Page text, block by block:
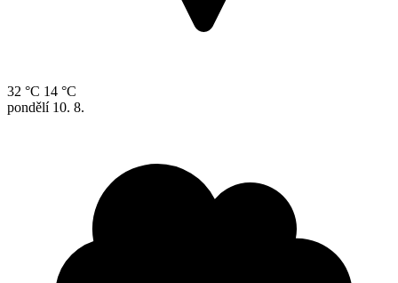
32 °C 14 °C
pondělí 10. 8.